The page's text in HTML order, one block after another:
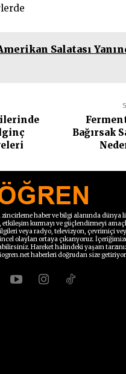
Salatası
Bağırsak
haber ve bilgi alanında dünya
kurmayı ve güçlendirmeyi
veya radyo, televizyon, çevrimiçi
olayları ortaya çıkarıyoruz.
Hareket halindeki yaşam
haberleri doğrudan size getiriyor.